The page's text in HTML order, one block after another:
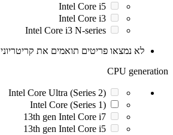
Intel Core i5
Intel Core i3
Intel Core i3 N-series
לא נמצאו פריטים תואמים את
CPU generation
Intel Core Ultra (Series 2)
Intel Core (Series 1)
13th gen Intel Core i7
13th gen Intel Core i5